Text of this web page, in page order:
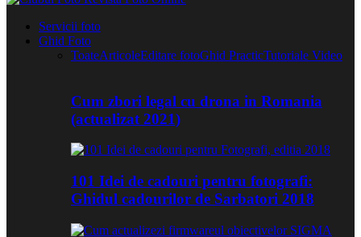
Servicii foto
Ghid Foto
ToateArticoleEditare fotoGhid PracticTutoriale Video
Cum zbori legal cu drona in Romania
(actualizat 2021)
101 Idei de cadouri pentru fotografi:
Ghidul cadourilor de Sarbatori 2018